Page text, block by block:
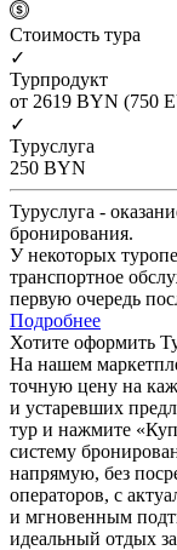
Cтоимость тура
✓
Турпродукт
от 2619 BYN (750
✓
Туруслуга
250 BYN
Туруслуга -
бронирования.
У некоторых
транспортное
первую очередь
Подробнее
Хотите оформить
На нашем
точную цену на
и устаревших
тур и нажмите
систему
напрямую, без
операторов, с
и мгновенным
идеальный отдых